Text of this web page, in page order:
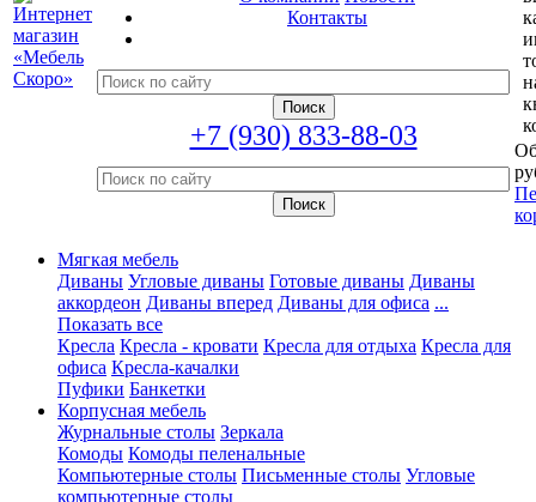
Контакты
+7 (930) 833-88-03
Мягкая мебель
Диваны Угловые диваны Готовые диваны Диваны
аккордеон Диваны вперед Диваны для офиса ...
Показать все
Кресла Кресла - кровати Кресла для отдыха Кресла для
офиса Кресла-качалки
Пуфики Банкетки
Корпусная мебель
Журнальные столы Зеркала
Комоды Комоды пеленальные
Компьютерные столы Письменные столы Угловые
компьютерные столы